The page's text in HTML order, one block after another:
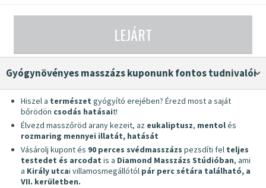
LEJÁRT
gyógynövényes masszázs kuponunk fontos tudnivalói
Hiszel a természet gyógyító erejében? Érezd most a saját
bőrödön csodás hatásait!
Élvezd masszőröd arany kezeit, az eukaliptusz, mentolés
rozmaring mennyei illatát, hatását
Vásárolj kupont és 90 perces svédmasszázs pezsdíti fel teljes
testedet és arcodat is a Diamond Masszázs Stúdióban, ami
a Király utcai villamosmegállótól pár perc sétára található, a
VII. kerületben.